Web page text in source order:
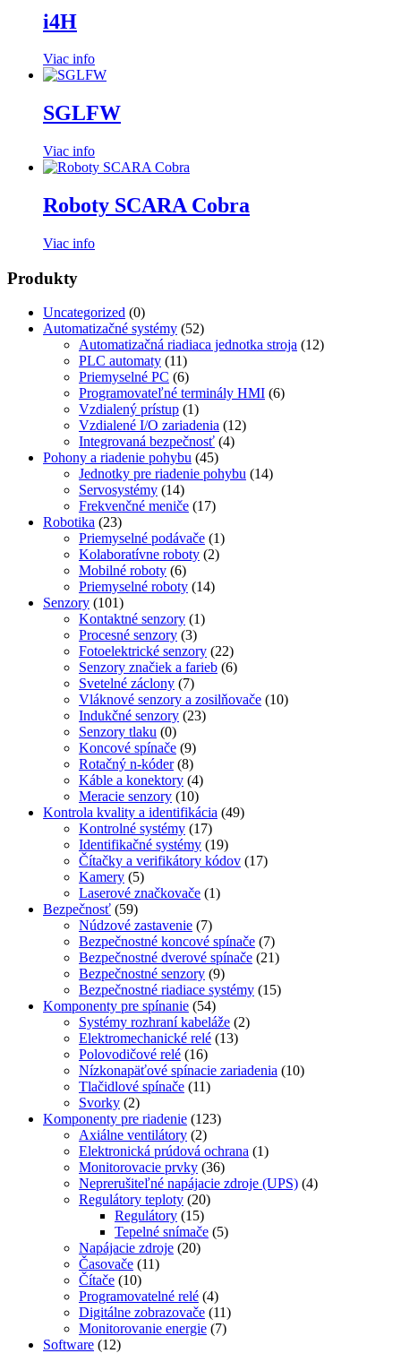
i4H
Viac info
SGLFW
Viac info
Roboty SCARA Cobra
Viac info
Produkty
Uncategorized (0)
Automatizačné systémy (52)
Automatizačná riadiaca jednotka stroja (12)
PLC automaty (11)
Priemyselné PC (6)
Programovateľné terminály HMI (6)
Vzdialený prístup (1)
Vzdialené I/O zariadenia (12)
Integrovaná bezpečnosť (4)
Pohony a riadenie pohybu (45)
Jednotky pre riadenie pohybu (14)
Servosystémy (14)
Frekvenčné meniče (17)
Robotika (23)
Priemyselné podávače (1)
Kolaboratívne roboty (2)
Mobilné roboty (6)
Priemyselné roboty (14)
Senzory (101)
Kontaktné senzory (1)
Procesné senzory (3)
Fotoelektrické senzory (22)
Senzory značiek a farieb (6)
Svetelné záclony (7)
Vláknové senzory a zosilňovače (10)
Indukčné senzory (23)
Senzory tlaku (0)
Koncové spínače (9)
Rotačný n-kóder (8)
Káble a konektory (4)
Meracie senzory (10)
Kontrola kvality a identifikácia (49)
Kontrolné systémy (17)
Identifikačné systémy (19)
Čítačky a verifikátory kódov (17)
Kamery (5)
Laserové značkovače (1)
Bezpečnosť (59)
Núdzové zastavenie (7)
Bezpečnostné koncové spínače (7)
Bezpečnostné dverové spínače (21)
Bezpečnostné senzory (9)
Bezpečnostné riadiace systémy (15)
Komponenty pre spínanie (54)
Systémy rozhraní kabeláže (2)
Elektromechanické relé (13)
Polovodičové relé (16)
Nízkonapäťové spínacie zariadenia (10)
Tlačidlové spínače (11)
Svorky (2)
Komponenty pre riadenie (123)
Axiálne ventilátory (2)
Elektronická prúdová ochrana (1)
Monitorovacie prvky (36)
Neprerušiteľné napájacie zdroje (UPS) (4)
Regulátory teploty (20)
Regulátory (15)
Tepelné snímače (5)
Napájacie zdroje (20)
Časovače (11)
Čítače (10)
Programovatelné relé (4)
Digitálne zobrazovače (11)
Monitorovanie energie (7)
Software (12)